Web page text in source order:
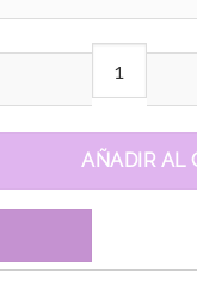
Cazador cantidad
AÑADIR AL